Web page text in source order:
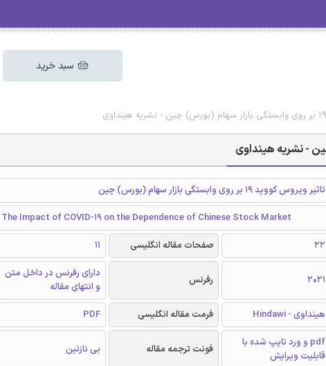
سبد خرید
تاثیر ویروس کووید 19 بر روی وابستگی بازار سهام (بورس) چین
The Impact of COVID-19 on the Dependence of Chinese Stock Market
22 صفحات مقاله انگلیسی 11
2021 رفرنس
دارای رفرنس در داخل متن
و انتهای مقاله
هینداوی - Hindawi فرمت مقاله انگلیسی PDF
pdf و ورد تایپ شده با
قابلیت ویرایش
فونت ترجمه مقاله بی نازنین